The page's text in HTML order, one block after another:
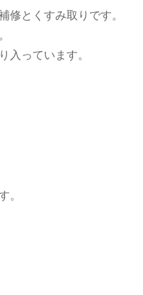
とくすみ取りです。
入っています。
。